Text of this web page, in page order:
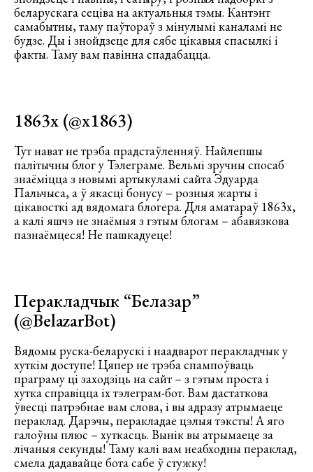
беларускага сеціва на актуальныя тэмы. Кантэнт
самабытны, таму паўтораў з мінулымі каналамі не
будзе. Ды і знойдзеце для сябе цікавыя спасылкі і
факты. Таму вам павінна спадабацца.
1863x (@x1863)
Тут нават не трэба прадстаўленняў. Найлепшы
палітычны блог у Тэлеграме. Вельмі зручны спосаб
знаёміцца з новымі артыкуламі сайта Эдуарда
Пальчыса, а ў якасці бонусу – розныя жарты і
цікавосткі ад вядомага блогера. Для аматараў 1863х,
а калі яшчэ не знаёмыя з гэтым блогам – абавязкова
пазнаёмцеся! Не пашкадуеце!
Перакладчык “Белазар”
(@BelazarBot)
Вядомы руска-беларускі і наадварот перакладчык у
хуткім доступе! Цяпер не трэба спампоўваць
праграму ці заходзіць на сайт – з гэтым проста і
хутка справіцца іх тэлеграм-бот. Вам дастаткова
ўвесці патрэбнае вам слова, і вы адразу атрымаеце
пераклад. Дарэчы, перакладае цэлыя тэксты! А яго
галоўны плюс – хуткасць. Вынік вы атрымаеце за
лічаныя секунды! Таму калі вам неабходны пераклад,
смела дадавайце бота сабе ў стужку!